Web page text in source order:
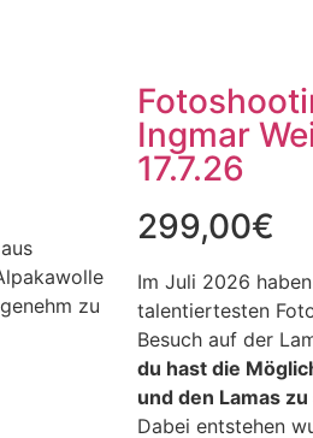
zu
Ingmar
17.7.26
299,00€
Im Juli 2026
talentiertesten
Besuch auf der
du hast die
und den Lamas
Dabei entstehen